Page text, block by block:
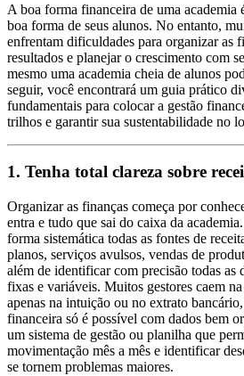
A boa forma financeira de uma academia
boa forma de seus alunos. No entanto,
enfrentam dificuldades para organizar as
resultados e planejar o crescimento com
mesmo uma academia cheia de alunos
seguir, você encontrará um guia prático
fundamentais para colocar a gestão
trilhos e garantir sua sustentabilidade no
1. Tenha total clareza sobre
Organizar as finanças começa por
entra e tudo que sai do caixa da
forma sistemática todas as fontes de
planos, serviços avulsos, vendas de
além de identificar com precisão todas as
fixas e variáveis. Muitos gestores caem
apenas na intuição ou no extrato
financeira só é possível com dados bem
um sistema de gestão ou planilha que
movimentação mês a mês e identificar
se tornem problemas maiores.